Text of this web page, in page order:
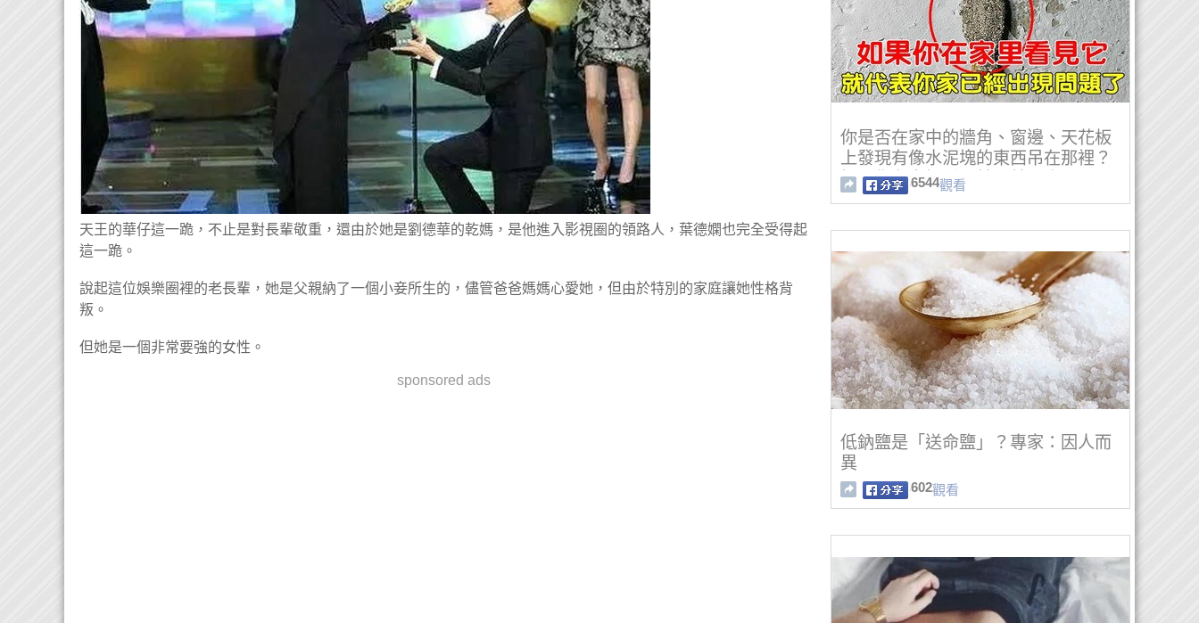
天王的華仔這一跪，不止是對長輩敬重，還由於她是劉德華的乾媽，是他進入影視圈的領路人，葉德嫻也完全受得起
這一跪。
說起這位娛樂圈裡的老長輩，她是父親納了一個小妾所生的，儘管爸爸媽媽心愛她，但由於特別的家庭讓她性格背
叛。
但她是一個非常要強的女性。
sponsored ads
你是否在家中的牆角、窗邊、天花板
上發現有像水泥塊的東西吊在那裡？
如果你在家裡看見牠，就要小心了
6544觀看
低鈉鹽是「送命鹽」？專家：因人而
異
602觀看